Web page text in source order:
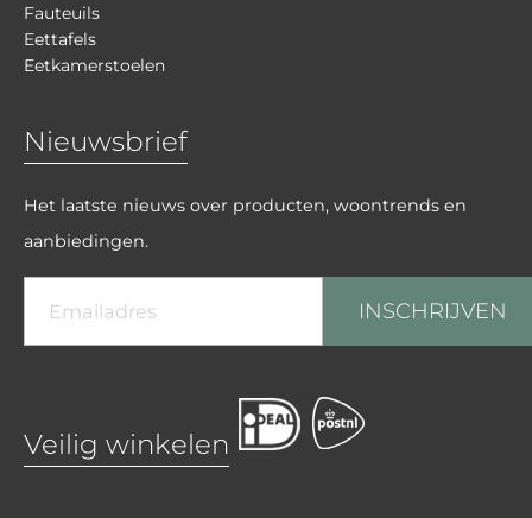
Fauteuils
Eettafels
Eetkamerstoelen
Nieuwsbrief
Het laatste nieuws over producten, woontrends en
aanbiedingen.
INSCHRIJVEN
Veilig winkelen